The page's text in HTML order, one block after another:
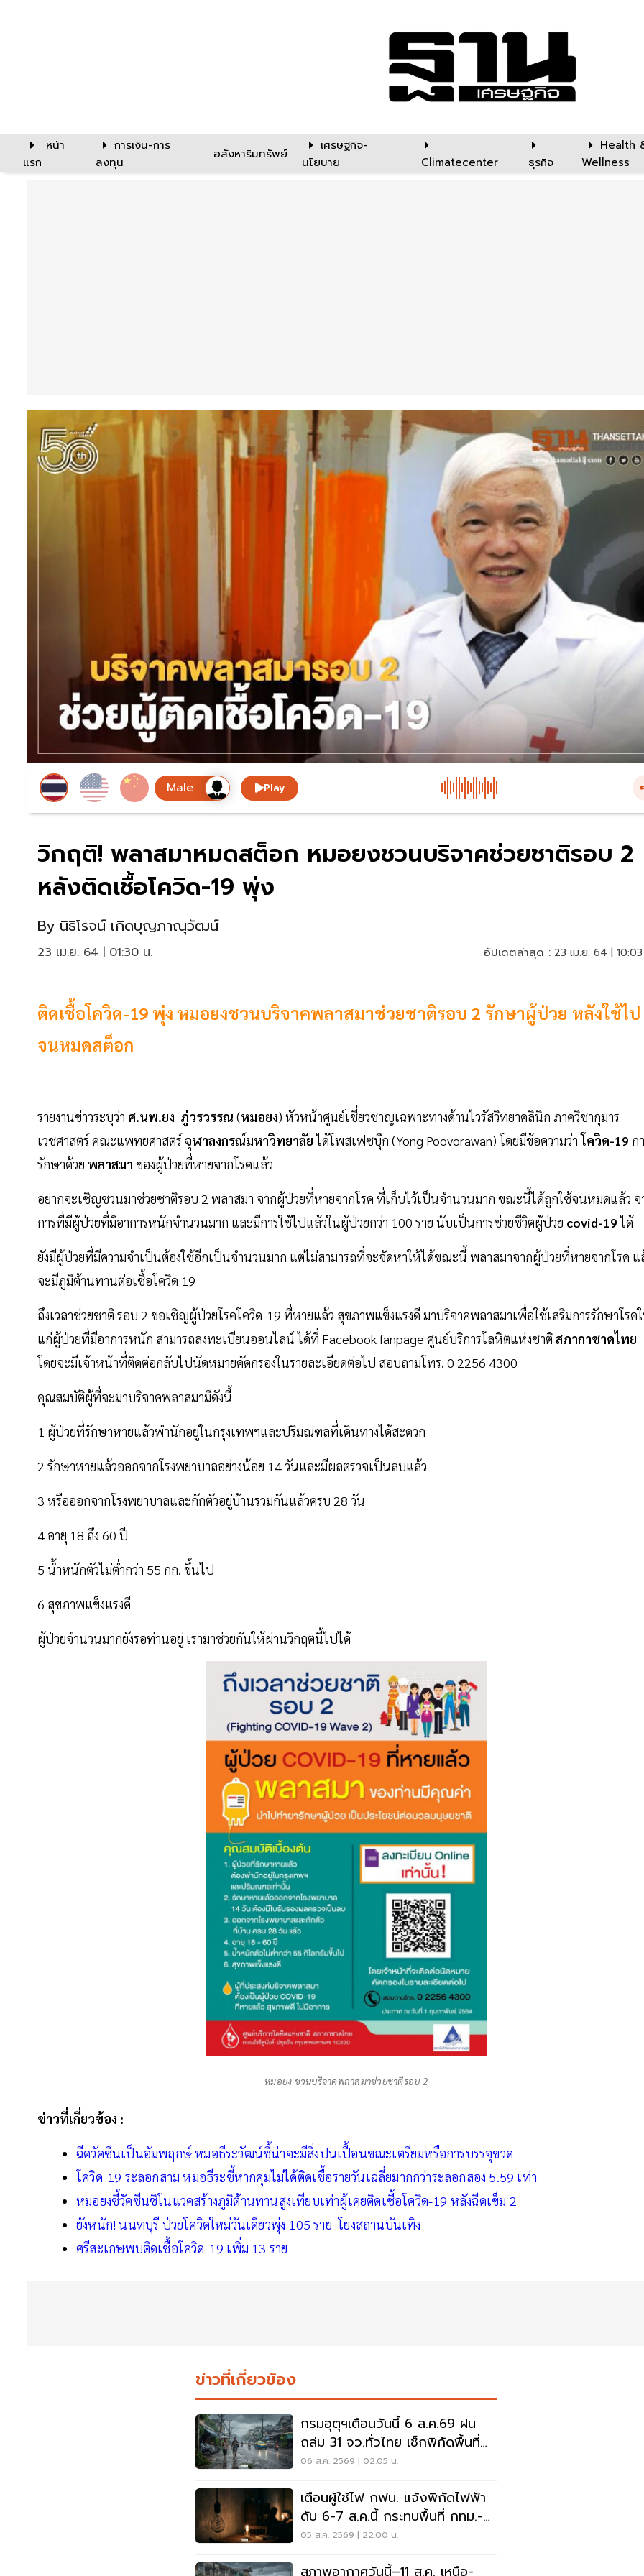
หน้า
แรก
การเงิน-การ
ลงทุน
อสังหาริมทรัพย์
เศรษฐกิจ-
นโยบาย
Climatecenter ธุรกิจ
Health
Wellness
Play
วิกฤติ! พลาสมาหมดสต็อก หมอยงชวนบริจาคช่วยชาติรอบ 2
หลังติดเชื้อโควิด-19 พุ่ง
By นิธิโรจน์ เกิดบุญภาณุวัฒน์
23 เม.ย. 64 | 01:30 น. อัปเดตล่าสุด : 23 เม.ย. 64 |
ติดเชื้อโควิด-19 พุ่ง หมอยงชวนบริจาคพลาสมาช่วยชาติรอบ 2 รักษาผู้ป่วย หลังใช้ไป
จนหมดสต็อก
รายงานข่าวระบุว่า ศ.นพ.ยง ภู่วรวรรณ (หมอยง) หัวหน้าศูนย์เชี่ยวชาญเฉพาะทางด้านไวรัสวิทยาคลินิก ภาควิชากุมาร
เวชศาสตร์ คณะแพทยศาสตร์ จุฬาลงกรณ์มหาวิทยาลัยได้โพสเฟซบุ๊ก (Yong Poovorawan) โดยมีข้อความว่าโควิด-19 ก
รักษาด้วย พลาสมา ของผู้ป่วยที่หายจากโรคแล้ว
อยากจะเชิญชวนมาช่วยชาติรอบ 2 พลาสมา จากผู้ป่วยที่หายจากโรค ที่เก็บไว้เป็นจำนวนมาก ขณะนี้ได้ถูกใช้จนหมดแล้ว จ
การที่มีผู้ป่วยที่มีอาการหนักจำนวนมาก และมีการใช้ไปแล้วในผู้ป่วยกว่า 100 ราย นับเป็นการช่วยชีวิตผู้ป่วย covid-19ได้
ยังมีผู้ป่วยที่มีความจำเป็นต้องใช้อีกเป็นจำนวนมาก แต่ไม่สามารถที่จะจัดหาให้ได้ขณะนี้ พลาสมาจากผู้ป่วยที่หายจากโรค แ
จะมีภูมิต้านทานต่อเชื้อโควิด 19
ถึงเวลาช่วยชาติ รอบ 2 ขอเชิญผู้ป่วยโรคโควิด-19 ที่หายแล้ว สุขภาพแข็งแรงดี มาบริจาคพลาสมาเพื่อใช้เสริมการรักษาโรค
แก่ผู้ป่วยที่มีอาการหนัก สามารถลงทะเบียนออนไลน์ ได้ที่ Facebook fanpage ศูนย์บริการโลหิตแห่งชาติสภากาชาดไทย
โดยจะมีเจ้าหน้าที่ติดต่อกลับไปนัดหมายคัดกรองในรายละเอียดต่อไป สอบถามโทร. 0 2256 4300
คุณสมบัติผู้ที่จะมาบริจาคพลาสมามีดังนี้
1 ผู้ป่วยที่รักษาหายแล้วพำนักอยู่ในกรุงเทพฯและปริมณฑลที่เดินทางได้สะดวก
2 รักษาหายแล้วออกจากโรงพยาบาลอย่างน้อย 14 วันและมีผลตรวจเป็นลบแล้ว
3 หรือออกจากโรงพยาบาลและกักตัวอยู่บ้านรวมกันแล้วครบ 28 วัน
4 อายุ 18 ถึง 60 ปี
5 น้ำหนักตัวไม่ต่ำกว่า 55 กก. ขึ้นไป
6 สุขภาพแข็งแรงดี
ผู้ป่วยจำนวนมากยังรอท่านอยู่ เรามาช่วยกันให้ผ่านวิกฤตนี้ไปได้
หมอยง ชวนบริจาคพลาสมาช่วยชาติรอบ 2
ข่าวที่เกี่ยวข้อง :
ฉีดวัคซีนเป็นอัมพฤกษ์ หมอธีระวัฒน์ชี้น่าจะมีสิ่งปนเปื้อนขณะเตรียมหรือการบรรจุขวด
โควิด-19 ระลอกสาม หมอธีระชี้หากคุมไม่ได้ติดเชื้อรายวันเฉลี่ยมากกว่าระลอกสอง 5.59 เท่า
หมอยงชี้วัคซีนซิโนแวคสร้างภูมิต้านทานสูงเทียบเท่าผู้เคยติดเชื้อโควิด-19 หลังฉีดเข็ม 2
ยังหนัก! นนทบุรี ป่วยโควิดใหม่วันเดียวพุ่ง 105 ราย โยงสถานบันเทิง
ศรีสะเกษพบติดเชื้อโควิด-19 เพิ่ม 13 ราย
ข่าวที่เกี่ยวข้อง
กรมอุตุฯเตือนวันนี้ 6 ส.ค.69 ฝน
ถล่ม 31 จว.ทั่วไทย เช็กพิกัดพื้นที่
เสี่ยงด่วน
06 ส.ค. 2569 | 02:05 น.
เตือนผู้ใช้ไฟ กฟน. แจ้งพิกัดไฟฟ้า
ดับ 6-7 ส.ค.นี้ กระทบพื้นที่ กทม.-
นนทบุรี-สมุทรปราการ
05 ส.ค. 2569 | 22:00 น.
สภาพอากาศวันนี้–11 ส.ค. เหนือ-